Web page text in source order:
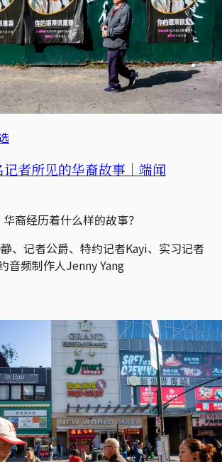
者所见的华裔故事｜端闻
裔经历着什么样的故事？
、记者公爵、特约记者Kayi、实习记者
音频制作人Jenny Yang